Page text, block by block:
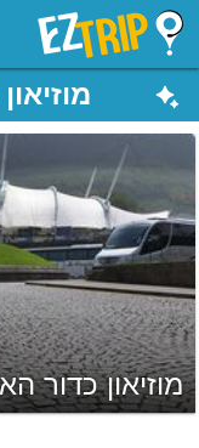
EZTrip
מוזיאון כדור